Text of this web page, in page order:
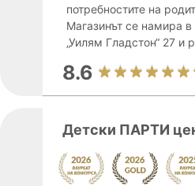
потребностите на
Магазинът се намира в
„Уилям Гладстон“ 27 и
8.6
Детски ПАРТИ